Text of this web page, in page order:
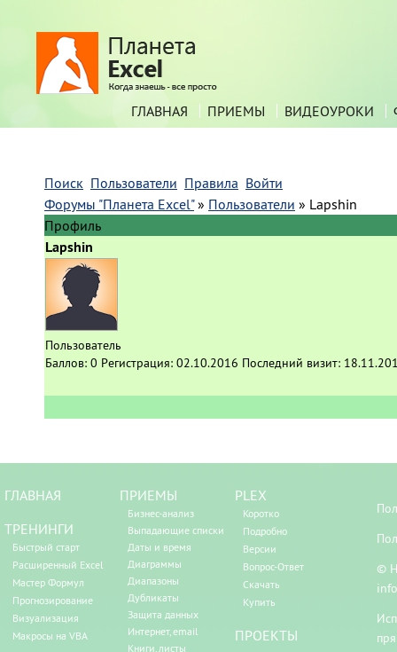
ГЛАВНАЯ ПРИЕМЫ ВИДЕОУРОКИ
Поиск Пользователи Правила Войти
Форумы "Планета Excel" » Пользователи » Lapshin
Профиль
Lapshin
Пользователь
Баллов: 0 Регистрация: 02.10.2016 Последний визит:
ГЛАВНАЯ
ТРЕНИНГИ
Быстрый старт
Расширенный Excel
Мастер Формул
Прогнозирование
Визуализация
Макросы на VBA
ПРИЕМЫ
Бизнес-анализ
Выпадающие списки
Даты и время
Диаграммы
Диапазоны
Дубликаты
Защита данных
Интернет, email
Книги, листы
PLEX
Коротко
Подробно
Версии
Вопрос-Ответ
Скачать
Купить
ПРОЕКТЫ
©